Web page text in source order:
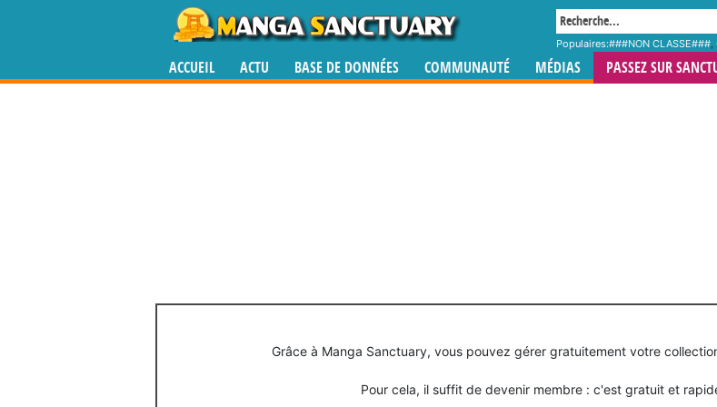
Populaires:###NON CLASSE###,
ACCUEIL ACTU BASE DE DONNÉES COMMUNAUTÉ MÉDIAS PASSEZ SUR
Grâce à Manga Sanctuary, vous pouvez gérer gratuitement votre
Pour cela, il suffit de devenir membre : c'est gratuit et